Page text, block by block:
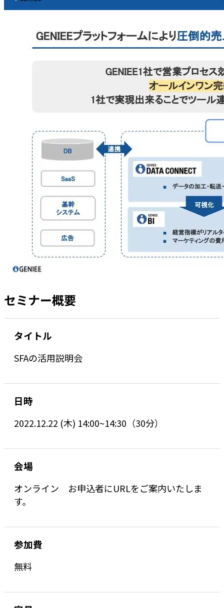
セミナー概要
タイトル
SFAの活用説明会
日時
2022.12.22 (木) 14:00~14:30（30分）
会場
オンライン お申込者にURLをご案内いたしま
す。
参加費
無料